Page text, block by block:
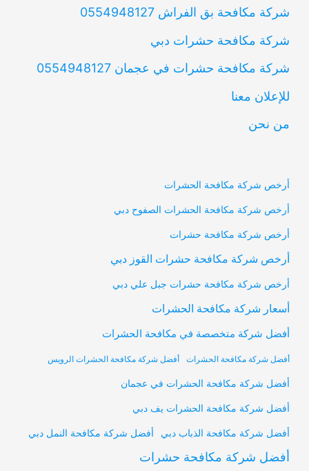
شركة مكافحة بق الفراش 0554948127
شركة مكافحة حشرات دبي
شركة مكافحة حشرات في عجمان 0554948127
للإعلان معنا
من نحن
أرخص شركة مكافحة الحشرات
أرخص شركة مكافحة الحشرات الصفوح دبي
أرخص شركة مكافحة حشرات
أرخص شركة مكافحة حشرات القوز دبي
أرخص شركة مكافحة حشرات جبل علي دبي
أسعار شركة مكافحة الحشرات
أفضل شركة متخصصة في مكافحة الحشرات
أفضل شركة مكافحة الحشرات أفضل شركة مكافحة الحشرات الرويس
أفضل شركة مكافحة الحشرات في عجمان
أفضل شركة مكافحة الحشرات يف دبي
أفضل شركة مكافحة الذباب دبي أفضل شركة مكافحة النمل دبي
أفضل شركة مكافحة حشرات